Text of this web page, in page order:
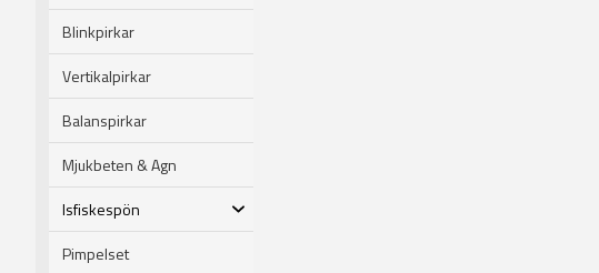
Blinkpirkar
Vertikalpirkar
Balanspirkar
Mjukbeten & Agn
Isfiskespön
Pimpelset